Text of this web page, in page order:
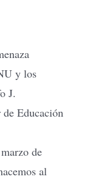
y los
J.
Educación
de
al